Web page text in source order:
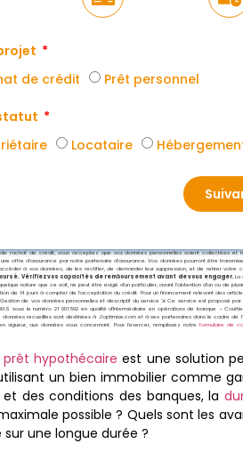
de crédit
Prêt personnel
Locataire
de rachat de crédit, vous acceptez que vos données personnelles soient collectées
une offre d’assurance par notre partenaire d’assurance. Vos données pourront être
à vos données, de les rectifier, de demander leur suppression, et de retirer votre
Vérifiez vos capacités de remboursement avant de vous engager.La
nature que ce soit, ne peut être exigé d’un particulier, avant l’obtention d’un ou de
de 14 jours à compter de l’acceptation du crédit. Pour un financement relevant des
de vos données personnelles et descriptif du service ⇲ Ce service est proposé par
sous le numéro 21 001 592 en qualité d’Intermédiaire en opérations de banque –
données recueillies sont destinées à J’optimise.com et à ses partenaires dans le cadre
vigueur, aux données vous concernant. Pour l’exercer, remplissez notre formulaire de
hypothécaire est une solution
un bien immobilier comme
et des conditions des banques, la
possible ? Quels sont les
une longue durée ?